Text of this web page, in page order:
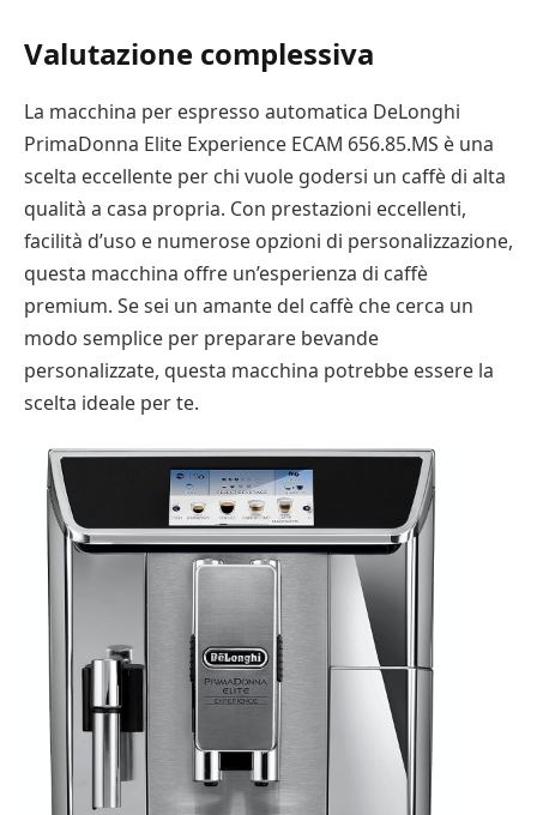
Valutazione complessiva
La macchina per espresso automatica DeLonghi
PrimaDonna Elite Experience ECAM 656.85.MS è una
scelta eccellente per chi vuole godersi un caffè di alta
qualità a casa propria. Con prestazioni eccellenti,
facilità d’uso e numerose opzioni di personalizzazione,
questa macchina offre un’esperienza di caffè
premium. Se sei un amante del caffè che cerca un
modo semplice per preparare bevande
personalizzate, questa macchina potrebbe essere la
scelta ideale per te.